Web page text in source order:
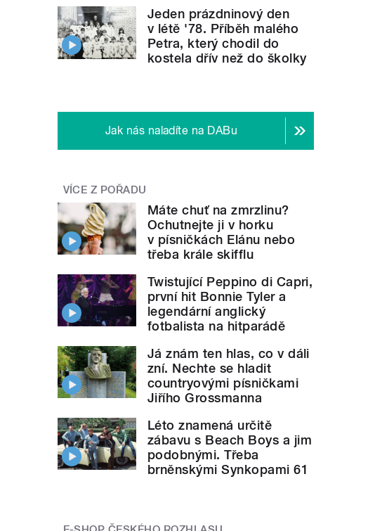
Jeden prázdninový den
v létě '78. Příběh malého
Petra, který chodil do
kostela dřív než do školky
Jak nás naladíte na DABu
VÍCE Z POŘADU
Máte chuť na zmrzlinu?
Ochutnejte ji v horku
v písničkách Elánu nebo
třeba krále skifflu
Twistující Peppino di Capri,
první hit Bonnie Tyler a
legendární anglický
fotbalista na hitparádě
Já znám ten hlas, co v dáli
zní. Nechte se hladit
countryovými písničkami
Jiřího Grossmanna
Léto znamená určitě
zábavu s Beach Boys a jim
podobnými. Třeba
brněnskými Synkopami 61